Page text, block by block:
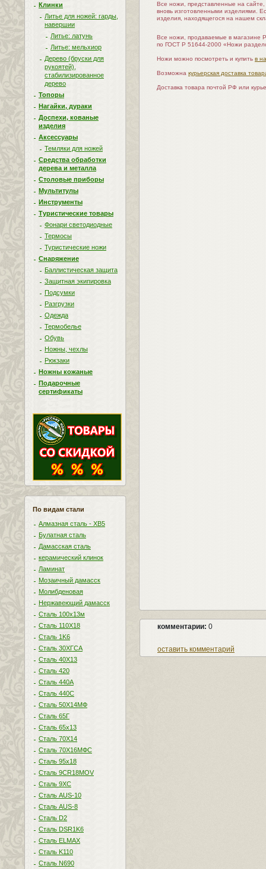
Клинки
Литье для ножей: гарды,
навершии
Литье: латунь
Литье: мельхиор
Дерево (бруски для
рукоятей),
стабилизированное
дерево
Топоры
Нагайки, дураки
Доспехи, кованые
изделия
Аксессуары
Темляки для ножей
Средства обработки
дерева и металла
Столовые приборы
Мультитулы
Инструменты
Туристические товары
Фонари светодиодные
Термосы
Туристические ножи
Снаряжение
Баллистическая защита
Защитная экипировка
Подсумки
Разгрузки
Одежда
Термобелье
Обувь
Ножны, чехлы
Рюкзаки
Ножны кожаные
Подарочные
сертификаты
По видам стали
Алмазная сталь - ХВ5
Булатная сталь
Дамасская сталь
керамический клинок
Ламинат
Мозаичный дамасск
Молибденовая
Нержавеющий дамасск
Сталь 100х13м
Сталь 110Х18
Сталь 1K6
Сталь 30ХГСА
Сталь 40Х13
Сталь 420
Сталь 440A
Сталь 440С
Сталь 50Х14МФ
Сталь 65Г
Сталь 65х13
Сталь 70Х14
Сталь 70Х16МФС
Сталь 95х18
Сталь 9CR18MOV
Сталь 9ХС
Сталь AUS-10
Сталь AUS-8
Сталь D2
Сталь DSR1K6
Сталь ELMAX
Сталь K110
Сталь N690
Все ножи, представленные на
вновь изготовленными изделиями.
изделия, находящегося на нашем
Все ножи, продаваемые в магазине
по ГОСТ Р 51644-2000 «Ножи
Ножи можно посмотреть и купить в
Возможна курьерская доставка
Доставка товара почтой РФ или
комментарии: 0
оставить комментарий